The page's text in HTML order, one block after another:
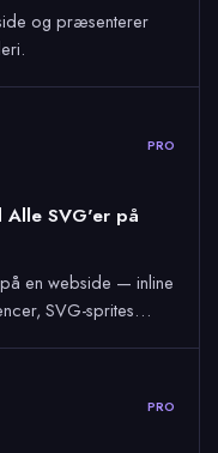
og præsenterer
PRO
Alle SVG'er på
en webside — inline
SVG-sprites…
PRO